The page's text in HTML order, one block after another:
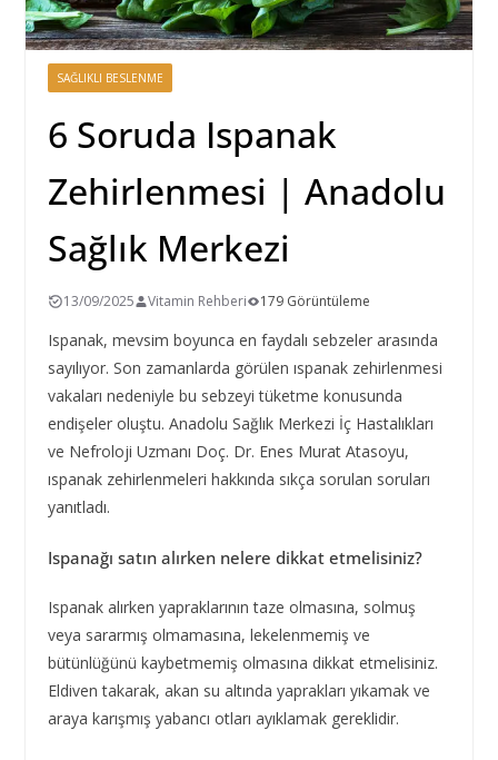
SAĞLIKLI BESLENME
6 Soruda Ispanak
Zehirlenmesi | Anadolu
Sağlık Merkezi
13/09/2025 Vitamin Rehberi 179 Görüntüleme
Ispanak, mevsim boyunca en faydalı sebzeler arasında
sayılıyor. Son zamanlarda görülen ıspanak zehirlenmesi
vakaları nedeniyle bu sebzeyi tüketme konusunda
endişeler oluştu. Anadolu Sağlık Merkezi İç Hastalıkları
ve Nefroloji Uzmanı Doç. Dr. Enes Murat Atasoyu,
ıspanak zehirlenmeleri hakkında sıkça sorulan soruları
yanıtladı.
Ispanağı satın alırken nelere dikkat etmelisiniz?
Ispanak alırken yapraklarının taze olmasına, solmuş
veya sararmış olmamasına, lekelenmemiş ve
bütünlüğünü kaybetmemiş olmasına dikkat etmelisiniz.
Eldiven takarak, akan su altında yaprakları yıkamak ve
araya karışmış yabancı otları ayıklamak gereklidir.